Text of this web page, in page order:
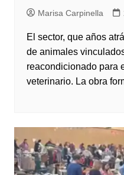
Marisa Carpinella
El sector, que años
de animales
reacondicionado para
veterinario. La obra